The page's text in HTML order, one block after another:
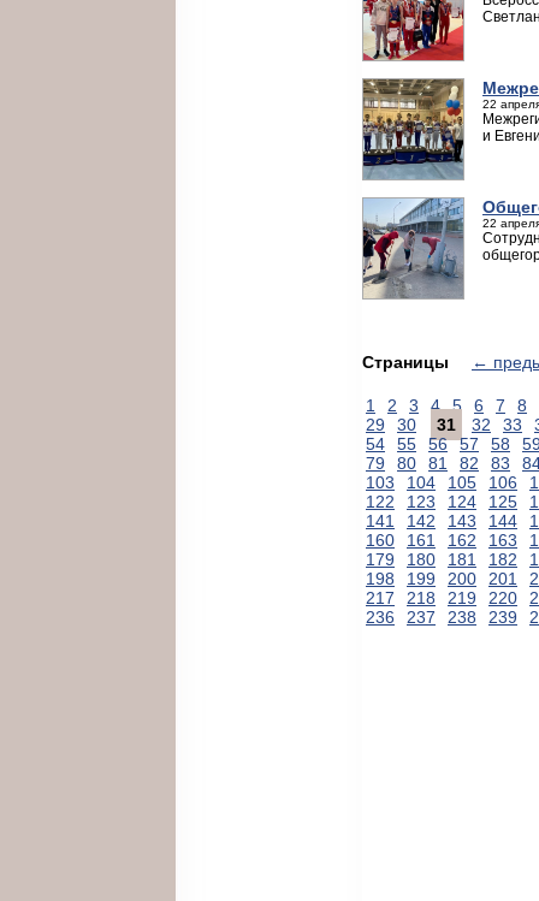
22
и
22
Страницы ←
1 2 3 4 5 6 7
8
29
30 31 32 33
54
55 56 57 58
79
80 81 82 83
103
104 105 106
122
123 124 125
141
142 143 144
160
161 162 163
179
180 181 182
198
199 200 201
217
218 219 220
236
237 238 239